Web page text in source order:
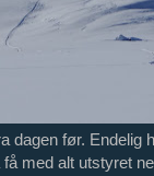
dagen før.
få med alt utstyret